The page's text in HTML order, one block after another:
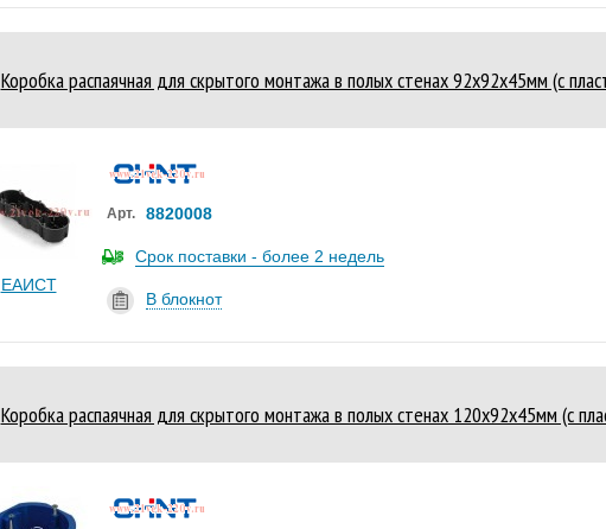
Коробка распаячная для скрытого монтажа в полых стенах 92х92х45мм (с
ЕАИСТ
Арт. 8820008
Срок поставки - более 2 недель
В блокнот
Коробка распаячная для скрытого монтажа в полых стенах 120х92х45мм (с